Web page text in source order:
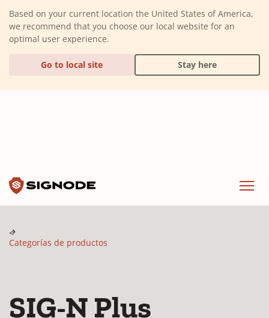
Based on your current location the United States of America,
we recommend that you choose our local website for an
optimal user experience.
Go to local site Stay here
Categorías de productos
SIG-N Plus